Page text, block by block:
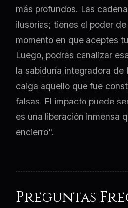
más profundos. Las
ilusorias; tienes el poder
momento en que aceptes
Luego, podrás canalizar
la sabiduría integradora de
caiga aquello que fue
falsas. El impacto puede
es una liberación inmensa
encierro".
Preguntas